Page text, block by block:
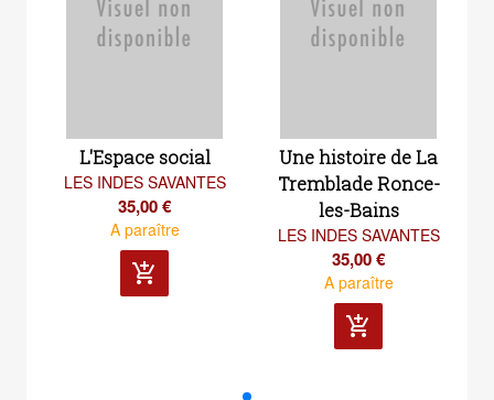
L'Espace social
LES INDES SAVANTES
35,00 €
A paraître
add_shopping_cart
Une histoire de La
Tremblade Ronce-
les-Bains
LES INDES SAVANTES
35,00 €
A paraître
add_shopping_cart